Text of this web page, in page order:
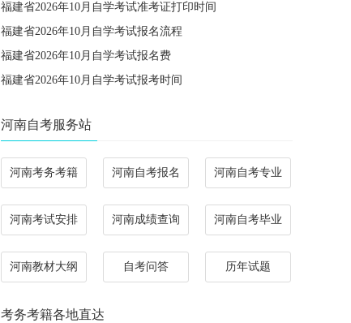
福建省2026年10月自学考试准考证打印时间
福建省2026年10月自学考试报名流程
福建省2026年10月自学考试报名费
福建省2026年10月自学考试报考时间
河南自考服务站
河南考务考籍 河南自考报名 河南自考专业
河南考试安排 河南成绩查询 河南自考毕业
河南教材大纲 自考问答 历年试题
考务考籍各地直达